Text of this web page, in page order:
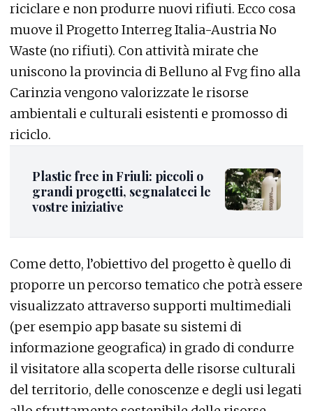
riciclare e non produrre nuovi rifiuti. Ecco cosa
muove il Progetto Interreg Italia-Austria No
Waste (no rifiuti). Con attività mirate che
uniscono la provincia di Belluno al Fvg fino alla
Carinzia vengono valorizzate le risorse
ambientali e culturali esistenti e promosso di
riciclo.
Plastic free in Friuli: piccoli o
grandi progetti, segnalateci le
vostre iniziative
Come detto, l’obiettivo del progetto è quello di
proporre un percorso tematico che potrà essere
visualizzato attraverso supporti multimediali
(per esempio app basate su sistemi di
informazione geografica) in grado di condurre
il visitatore alla scoperta delle risorse culturali
del territorio, delle conoscenze e degli usi legati